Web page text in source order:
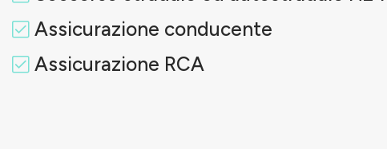
Assicurazione conducente
Assicurazione RCA